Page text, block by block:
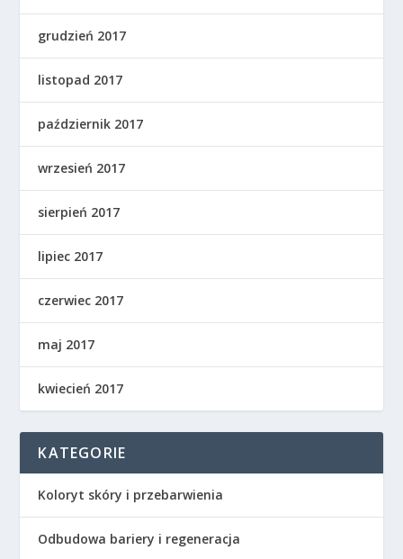
grudzień 2017
listopad 2017
październik 2017
wrzesień 2017
sierpień 2017
lipiec 2017
czerwiec 2017
maj 2017
kwiecień 2017
KATEGORIE
Koloryt skóry i przebarwienia
Odbudowa bariery i regeneracja